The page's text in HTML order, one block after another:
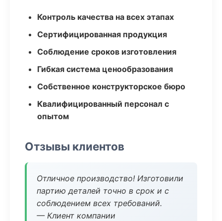
Контроль качества на всех этапах
Сертифицированная продукция
Соблюдение сроков изготовления
Гибкая система ценообразования
Собственное конструкторское бюро
Квалифицированный персонал с
опытом
Отзывы клиентов
Отличное производство! Изготовили
партию деталей точно в срок и с
соблюдением всех требований.
— Клиент компании